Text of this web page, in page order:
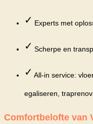
✓ Experts met
✓ Scherpe en
✓ All-in service:
egaliseren,
Comfortbelofte van